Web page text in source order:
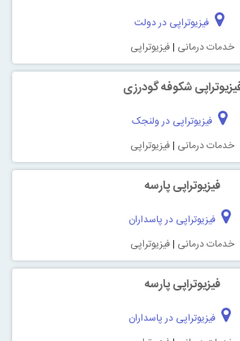
فیزیوتراپی در دولت
خدمات درمانی |فیزیوتراپی
شکوفه گودرزی
فیزیوتراپی در ولنجک
خدمات درمانی |فیزیوتراپی
فیزیوتراپی پارسه
فیزیوتراپی در پاسداران
خدمات درمانی |فیزیوتراپی
فیزیوتراپی پارسه
فیزیوتراپی در پاسداران